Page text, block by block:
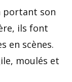
portant son
ils font
en scènes.
moulés et